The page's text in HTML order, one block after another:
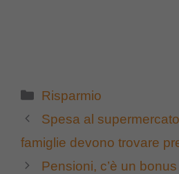
Categorie
Risparmio
Spesa al
famiglie devono trovare
Pensioni, c’è un